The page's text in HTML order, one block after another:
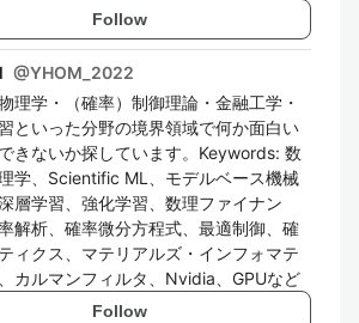
Follow
@YHOM_2022
理学・（確率）制御理論・金融工学・
といった分野の境界領域で何か面白い
きないか探しています。Keywords: 数
学、Scientific ML、モデルベース機械
層学習、強化学習、数理ファイナン
解析、確率微分方程式、最適制御、確
ィクス、マテリアルズ・インフォマテ
カルマンフィルタ、Nvidia、GPUなど
Follow